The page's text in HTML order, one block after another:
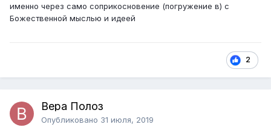
именно через само соприкосновение (погружение в) с
Божественной мыслью и идеей
2
Вера Полоз
Опубликовано 31 июля, 2019